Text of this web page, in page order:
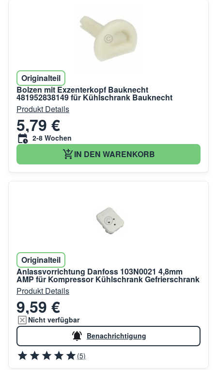
Originalteil
Bolzen mit Exzenterkopf Bauknecht
481952838149 für Kühlschrank Bauknecht
Produkt Details
5,79 €
2-8 Wochen
IN DEN WARENKORB
Originalteil
Anlassvorrichtung Danfoss 103N0021 4,8mm
AMP für Kompressor Kühlschrank Gefrierschrank
Produkt Details
9,59 €
Nicht verfügbar
Benachrichtigung
(5)